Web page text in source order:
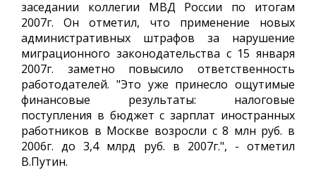
заседании коллегии МВД России по итогам
2007г. Он отметил, что применение новых
административных штрафов за нарушение
миграционного законодательства с 15 января
2007г. заметно повысило ответственность
работодателей. "Это уже принесло ощутимые
финансовые результаты: налоговые
поступления в бюджет с зарплат иностранных
работников в Москве возросли с 8 млн руб. в
2006г. до 3,4 млрд руб. в 2007г.", - отметил
В.Путин.